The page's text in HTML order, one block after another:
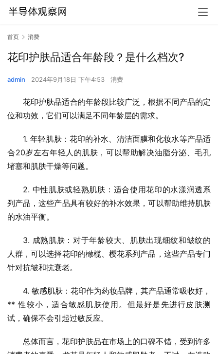
首页 消费
花印护肤品适合年龄段？是什么档次?
admin 2024年9月18日 下午4:53 消费
花印护肤品适合的年龄段比较广泛，根据不同产品的定
位和功效，它们可以满足不同年龄层的需求。
1. 年轻肌肤：花印的补水、清洁面膜和化妆水等产品适
合20岁左右年轻人的肌肤，可以帮助解决油脂分泌、毛孔
堵塞和肌肤干燥等问题。
2. 中性肌肤或轻熟肌肤：适合使用花印的水漾润透系
列产品，这些产品具有较好的补水效果，可以帮助维持肌肤
的水油平衡。
3. 成熟肌肤：对于年龄较大、肌肤出现细纹和皱纹的
人群，可以选择花印的橄榄、樱花系列产品，这些产品专门
针对抗皱和抗衰老。
4. 敏感肌肤：花印作为药妆品牌，其产品通常吸收好，
** 性较小，适合敏感肌肤使用。但最好是先进行皮肤测
试，确保不会引起过敏反应。
总体而言，花印护肤品在市场上的口碑不错，受到许多